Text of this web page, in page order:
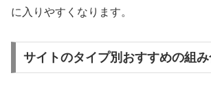
に入りやすくなります。
サイトのタイプ別おすすめの組